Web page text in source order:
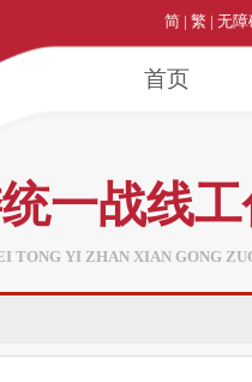
简 | 繁 | 无障
首页
一战线
TONG YI ZHAN XIAN GONG